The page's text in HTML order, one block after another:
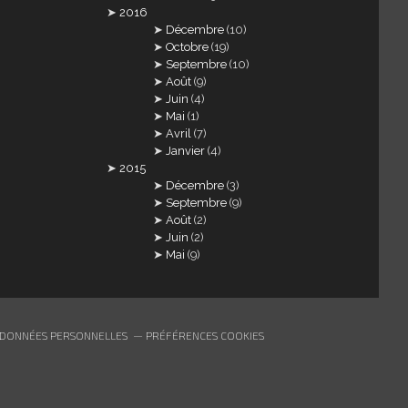
2016
Décembre (10)
Octobre (19)
Septembre (10)
Août (9)
Juin (4)
Mai (1)
Avril (7)
Janvier (4)
2015
Décembre (3)
Septembre (9)
Août (2)
Juin (2)
Mai (9)
PERSONNELLES PRÉFÉRENCES COOKIES